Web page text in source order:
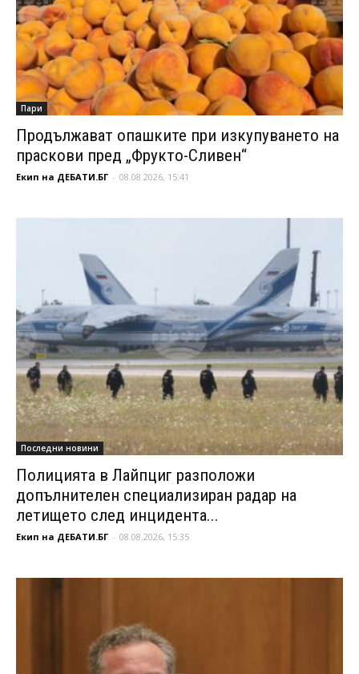
Пари
Продължават опашките при изкупуването на
праскови пред „Фрукто-Сливен“
Екип на ДЕБАТИ.БГ - 08.08.2026, 15:41
Последни новини
Полицията в Лайпциг разположи
допълнителен специализиран радар на
летището след инцидента...
Екип на ДЕБАТИ.БГ - 08.08.2026, 15:35